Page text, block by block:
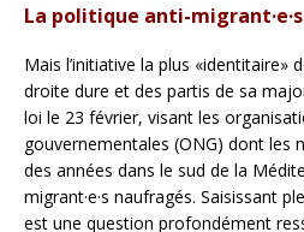
La politique anti-migrant·e·s
Mais l’initiative la plus «identitaire»
droite dure et des partis de sa
loi le 23 février, visant les
gouvernementales (ONG) dont les
des années dans le sud de la
migrant·e·s naufragés. Saisissant
est une question profondément